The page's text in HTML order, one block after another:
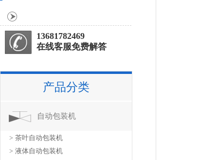
13681782469
在线客服免费解答
产品分类
自动包装机
> 茶叶自动包装机
> 液体自动包装机